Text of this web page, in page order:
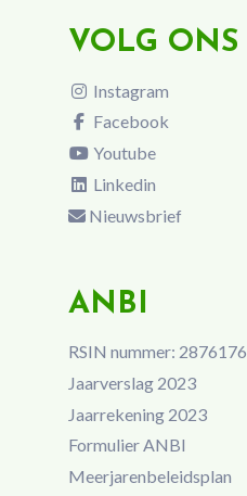
VOLG ONS
Instagram
Facebook
Youtube
Linkedin
Nieuwsbrief
ANBI
RSIN nummer: 2876176
Jaarverslag 2023
Jaarrekening 2023
Formulier ANBI
Meerjarenbeleidsplan